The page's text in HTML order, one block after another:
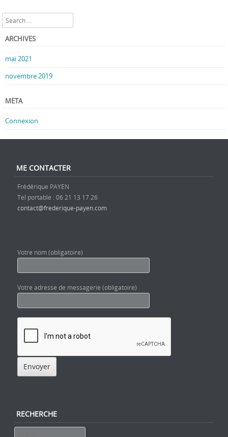
Search
ARCHIVES
mai 2021
novembre 2019
META
Connexion
ME CONTACTER
Frédérique PAYEN
Tel portable : 06 21 13 17 26
contact@frederique-payen.com
Votre nom (obligatoire)
Votre adresse de messagerie (obligatoire)
RECHERCHE